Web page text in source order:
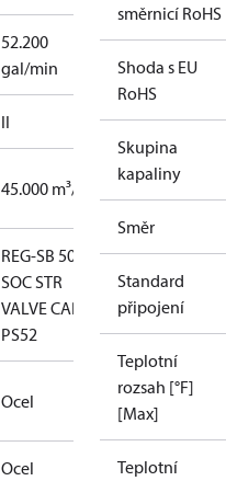
52.200
gal/min
II
45.000 m³/h
REG-SB 50
SOC STR
VALVE CAP
PS52
Ocel
Ocel
směrnicí RoHS
Shoda s EU
RoHS
Skupina
kapaliny
Směr
Standard
připojení
Teplotní
rozsah [°F]
[Max]
Teplotní